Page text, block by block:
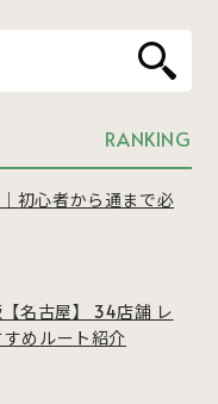
RANKING
初心者から通まで必
名古屋】 34店舗 レ
めルート紹介